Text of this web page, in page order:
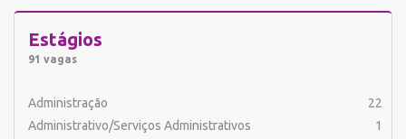
Auxiliar de Serviços
Barman
Cabeleireiro
Estágios
91 vagas
Administração
22
Administrativo/Serviços Administrativos
1